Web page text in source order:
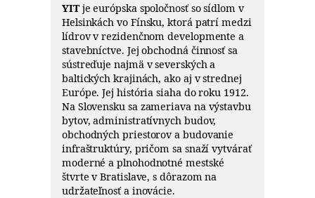
YITje európska spoločnosť so sídlom v
Helsinkách vo Fínsku, ktorá patrí medzi
lídrov v rezidenčnom developmente a
stavebníctve. Jej obchodná činnosť sa
sústreďuje najmä v severských a
baltických krajinách, ako aj v strednej
Európe. Jej história siaha do roku 1912.
Na Slovensku sa zameriava na výstavbu
bytov, administratívnych budov,
obchodných priestorov a budovanie
infraštruktúry, pričom sa snaží vytvárať
moderné a plnohodnotné mestské
štvrte v Bratislave, s dôrazom na
udržateľnosť a inovácie.